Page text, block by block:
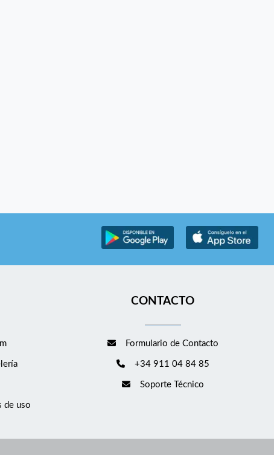
de uso
CONTACTO
Formulario de Contacto
+34 911 04 84 85
Soporte Técnico